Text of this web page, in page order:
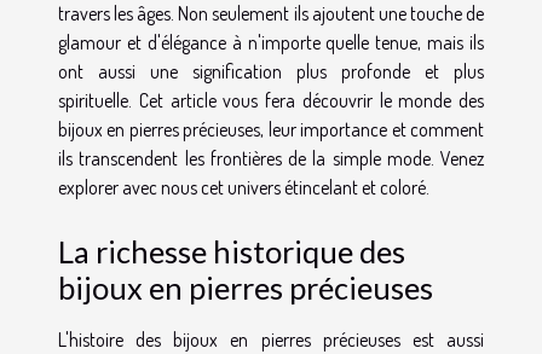
travers les âges. Non seulement ils ajoutent une touche de
glamour et d'élégance à n'importe quelle tenue, mais ils
ont aussi une signification plus profonde et plus
spirituelle. Cet article vous fera découvrir le monde des
bijoux en pierres précieuses, leur importance et comment
ils transcendent les frontières de la simple mode. Venez
explorer avec nous cet univers étincelant et coloré.
La richesse historique des
bijoux en pierres précieuses
L'histoire des bijoux en pierres précieuses est aussi